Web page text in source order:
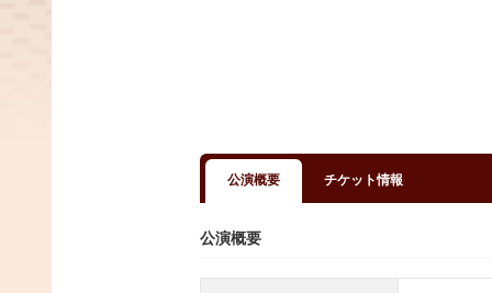
公演概要 チケット情報
公演概要